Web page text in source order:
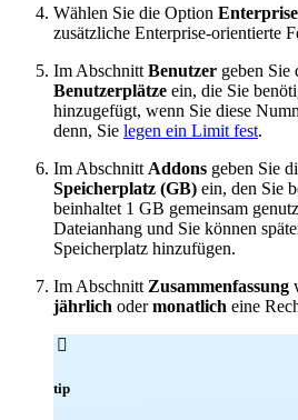
Wählen Sie die Option Enterprise
zusätzliche Enterprise-orientierte
Im Abschnitt Benutzer geben Sie
Benutzerplätze ein, die Sie
hinzugefügt, wenn Sie diese
denn, Sie legen ein Limit fest.
Im Abschnitt Addons geben Sie
Speicherplatz (GB) ein, den Sie
beinhaltet 1 GB gemeinsam
Dateianhang und Sie können
Speicherplatz hinzufügen.
Im Abschnitt Zusammenfassung
jährlich odermonatlich eine

tip